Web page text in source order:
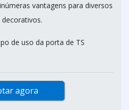
vantagens para diversos
de uso da porta de TS
agora